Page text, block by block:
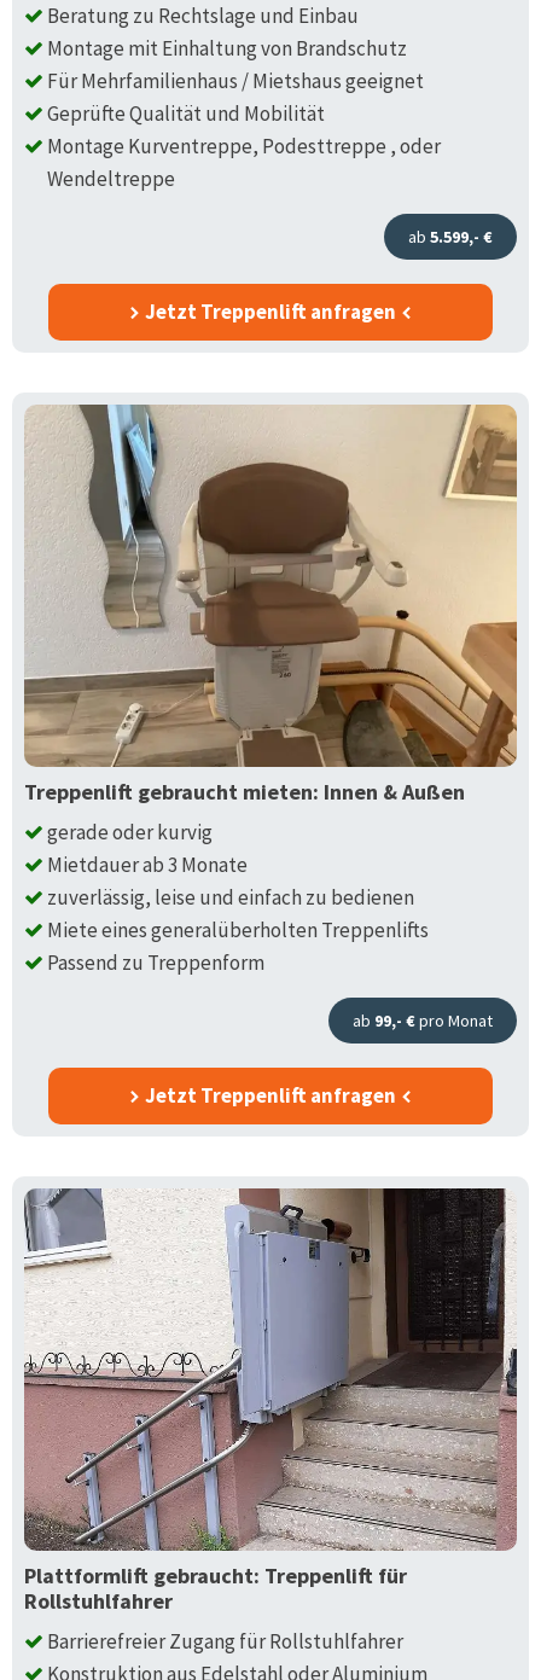
Beratung zu Rechtslage und Einbau
Montage mit Einhaltung von Brandschutz
Für Mehrfamilienhaus / Mietshaus geeignet
Geprüfte Qualität und Mobilität
Montage Kurventreppe, Podesttreppe , oder
Wendeltreppe
ab 5.599,- €
Jetzt Treppenlift anfragen
Treppenlift gebraucht mieten: Innen & Außen
gerade oder kurvig
Mietdauer ab 3 Monate
zuverlässig, leise und einfach zu bedienen
Miete eines generalüberholten Treppenlifts
Passend zu Treppenform
ab 99,- €pro Monat
Jetzt Treppenlift anfragen
Plattformlift gebraucht: Treppenlift für
Rollstuhlfahrer
Barrierefreier Zugang für Rollstuhlfahrer
Konstruktion aus Edelstahl oder Aluminium